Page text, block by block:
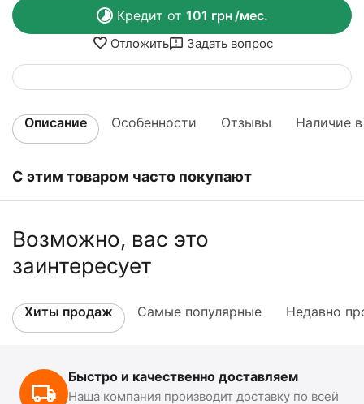
Кредит от 101 грн/мес.
Отложить Задать вопрос
Описание Особенности Отзывы Наличие
С этим товаром часто покупают
Возможно, вас это
заинтересует
Хиты продаж Самые популярные Недавно
Быстро и качественно доставляем
Наша компания производит доставку по всей